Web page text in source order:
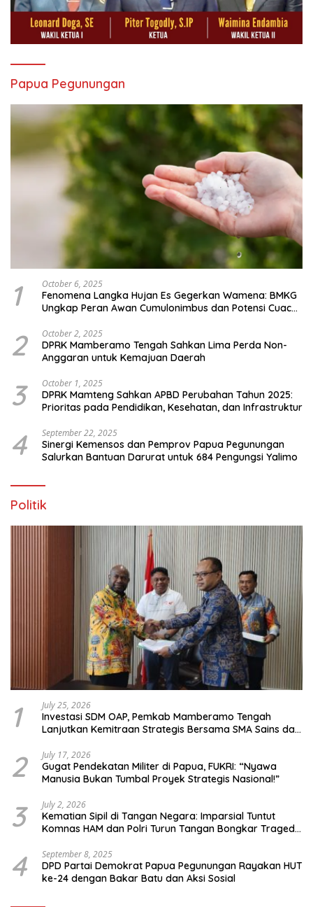
Papua Pegunungan
1 October 6, 2025
Fenomena Langka Hujan Es Gegerkan Wamena: BMKG
Ungkap Peran Awan Cumulonimbus dan Potensi Cuaca
2 October 2, 2025
DPRK Mamberamo Tengah Sahkan Lima Perda Non-
Anggaran untuk Kemajuan Daerah
3 October 1, 2025
DPRK Mamteng Sahkan APBD Perubahan Tahun 2025:
Prioritas pada Pendidikan, Kesehatan, dan Infrastruktur
4 September 22, 2025
Sinergi Kemensos dan Pemprov Papua Pegunungan
Salurkan Bantuan Darurat untuk 684 Pengungsi Yalimo
Politik
1 July 25, 2026
Investasi SDM OAP, Pemkab Mamberamo Tengah
Lanjutkan Kemitraan Strategis Bersama SMA Sains dan
2 July 17, 2026
Gugat Pendekatan Militer di Papua, FUKRI: “Nyawa
Manusia Bukan Tumbal Proyek Strategis Nasional!”
3 July 2, 2026
Kematian Sipil di Tangan Negara: Imparsial Tuntut
Komnas HAM dan Polri Turun Tangan Bongkar Tragedi
4 September 8, 2025
DPD Partai Demokrat Papua Pegunungan Rayakan HUT
ke-24 dengan Bakar Batu dan Aksi Sosial